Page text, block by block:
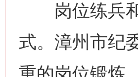
岗位练兵和
式。漳州市纪